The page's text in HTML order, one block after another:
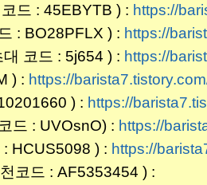
드 : 45EBYTB ) : https://
: BO28PFLX ) : https://
코드 : 5j654 ) : https://
) : https://
) : https://
드 : UVOsnO) : https://
HCUS5098 ) : https://
코드 : AF5353454 ) :